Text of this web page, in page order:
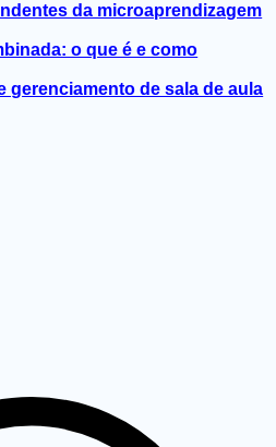
da microaprendizagem
o que é e como
gerenciamento de sala de aula